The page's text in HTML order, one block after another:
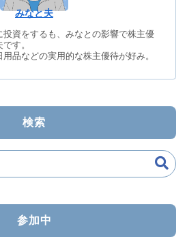
みなと夫
投資をするも、みなとの影響で株主優
す。
品などの実用的な株主優待が好み。
検索
参加中